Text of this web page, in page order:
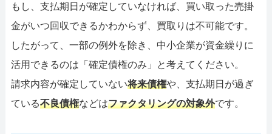
もし、支払期日が確定していなければ、買い取った売掛
金がいつ回収できるかわからず、買取りは不可能です。
したがって、一部の例外を除き、中小企業が資金繰りに
活用できるのは「確定債権のみ」と考えてください。
請求内容が確定していない将来債権や、支払期日が過ぎ
ている不良債権などはファクタリングの対象外です。